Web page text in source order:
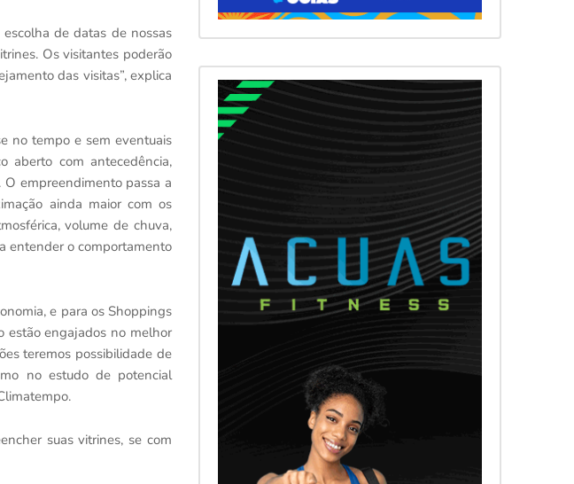
de datas de nossas
Os visitantes poderão
das visitas”, explica
no tempo e sem eventuais
aberto com antecedência,
empreendimento passa a
ainda maior com os
volume de chuva,
entender o comportamento
e para os Shoppings
estão engajados no melhor
teremos possibilidade de
no estudo de potencial
suas vitrines, se com